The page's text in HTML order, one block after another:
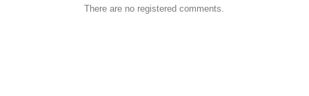
There are no registered comments.